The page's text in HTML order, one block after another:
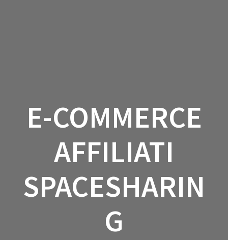
E-COMMERCE
AFFILIATI
SPACESHARIN
G